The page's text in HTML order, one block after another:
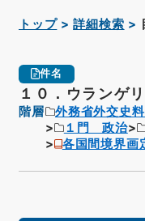
トップ 詳細検索
件名
１０．ウランゲ
階層 外務省外交史
１門 政治
各国間境界画